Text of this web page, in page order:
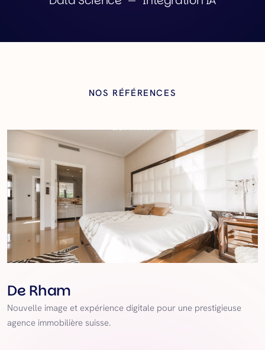
NOS RÉFÉRENCES
de Rham
Nouvelle image et expérience digitale pour une prestigieuse
agence immobilière suisse.